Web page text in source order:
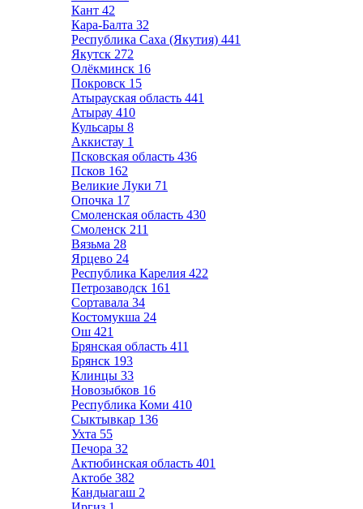
Кант 42
Кара-Балта 32
Республика Саха (Якутия) 441
Якутск 272
Олёкминск 16
Покровск 15
Атырауская область 441
Атырау 410
Кульсары 8
Аккистау 1
Псковская область 436
Псков 162
Великие Луки 71
Опочка 17
Смоленская область 430
Смоленск 211
Вязьма 28
Ярцево 24
Республика Карелия 422
Петрозаводск 161
Сортавала 34
Костомукша 24
Ош 421
Брянская область 411
Брянск 193
Клинцы 33
Новозыбков 16
Республика Коми 410
Сыктывкар 136
Ухта 55
Печора 32
Актюбинская область 401
Актобе 382
Кандыагаш 2